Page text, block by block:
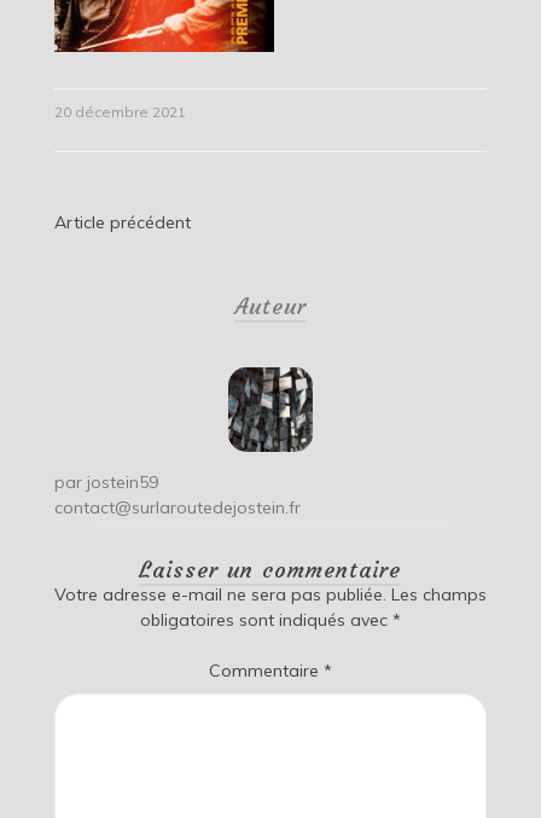
20 décembre 2021
Navigation
Article précédent
Auteur
par jostein59
contact@surlaroutedejostein.fr
Laisser un commentaire
Votre adresse e-mail ne sera pas publiée. Les champs
obligatoires sont indiqués avec *
Commentaire *